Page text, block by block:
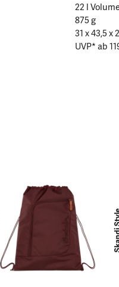
22 l
875 g
31 x 43,5 x
UVP* ab